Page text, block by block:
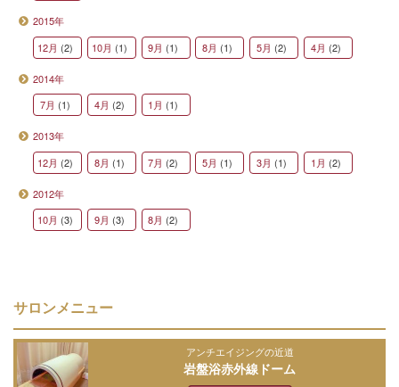
2015年
12月 (2) 10月 (1) 9月 (1) 8月 (1) 5月 (2) 4月 (2)
2014年
7月 (1) 4月 (2) 1月 (1)
2013年
12月 (2) 8月 (1) 7月 (2) 5月 (1) 3月 (1) 1月 (2)
2012年
10月 (3) 9月 (3) 8月 (2)
サロンメニュー
アンチエイジングの近道
岩盤浴赤外線ドーム